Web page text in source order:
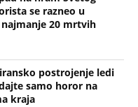
20 mrtvih
postrojenje ledi
samo horor na
kraja